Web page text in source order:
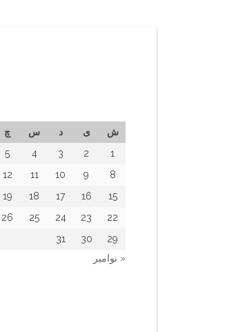
ش ی د س چ
1
2
3
4
5
8
9
10
11
12
15
16
17
18
19
22
23
24
25
26
29
30
31
« نوامبر